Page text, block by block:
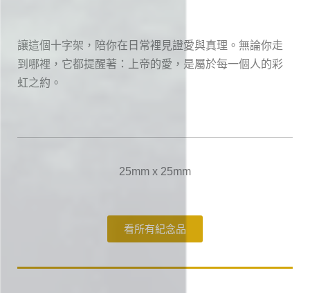
讓這個十字架，陪你在日常裡見證愛與真理。無論你走
到哪裡，它都提醒著：上帝的愛，是屬於每一個人的彩
虹之約。
25mm x 25mm
看所有紀念品